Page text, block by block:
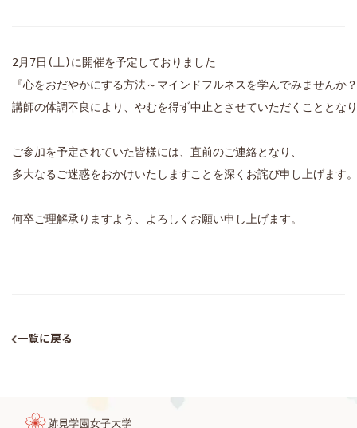
2月7日(土)に開催を予定しておりました
『心をおだやかにする方法～マインドフルネスを学んでみませんか
講師の体調不良により、やむを得ず中止とさせていただくこととな
ご参加を予定されていた皆様には、直前のご連絡となり、
多大なるご迷惑をおかけいたしますことを深くお詫び申し上げます。
何卒ご理解承りますよう、よろしくお願い申し上げます。
一覧に戻る